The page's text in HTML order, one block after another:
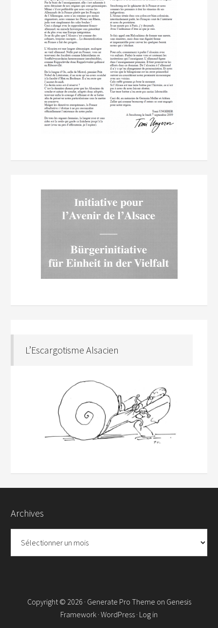
L’Escargotisme Alsacien
Archives
Copyright © 2026 · Generate Pro Theme on Genesis
Framework · WordPress · Log in